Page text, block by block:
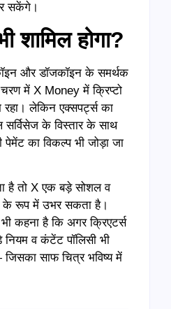
सकेंगे।
शामिल होगा?
और डॉजकॉइन के समर्थक
में X Money में क्रिप्टो
रहा। लेकिन एक्सपर्ट्स का
सर्विसेज के विस्तार के साथ
पेमेंट का विकल्प भी जोड़ा जा
है तो X एक बड़े सोशल व
के रूप में उभर सकता है।
भी कहना है कि अगर क्रिएटर्स
व कंटेंट पॉलिसी भी
साफ चित्र भविष्य में